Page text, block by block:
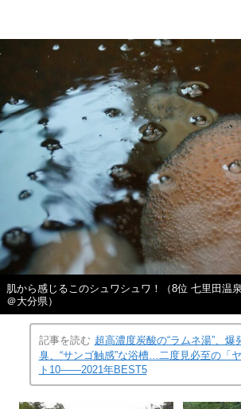
肌から感じるこのシュワシュワ！（8位 七里田温
＠大分県）
記事を読む 超高濃度炭酸の“ラムネ湯”、爆
臭、“サンゴ触感”な浴槽…二度見必至の「
ト10――2021年BEST5